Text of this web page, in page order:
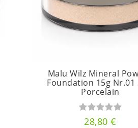
Malu Wilz Mineral
Foundation 15g Nr.01
Porcelain
28,80 €